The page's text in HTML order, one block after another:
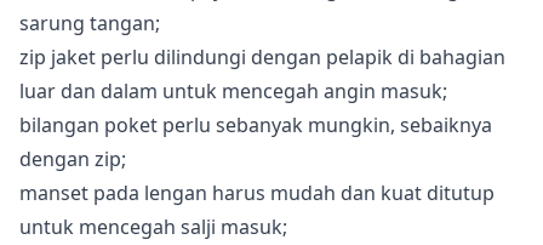
sarung tangan;
zip jaket perlu dilindungi dengan pelapik di bahagian
luar dan dalam untuk mencegah angin masuk;
bilangan poket perlu sebanyak mungkin, sebaiknya
dengan zip;
manset pada lengan harus mudah dan kuat ditutup
untuk mencegah salji masuk;